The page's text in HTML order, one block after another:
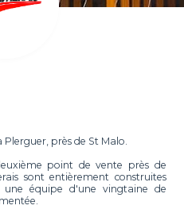
Plerguer, près de St Malo.
point de vente près de
sont entièrement construites
équipe d'une vingtaine de